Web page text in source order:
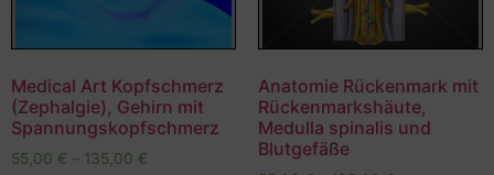
Medical Art Kopfschmerz
(Zephalgie), Gehirn mit
Spannungskopfschmerz
55,00 € – 135,00 €
Anatomie Rückenmark mit
Rückenmarkshäute,
Medulla spinalis und
Blutgefäße